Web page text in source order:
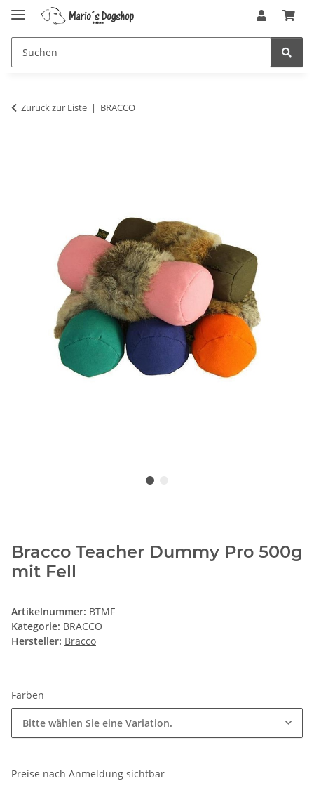
Zurück zur Liste BRACCO
Bracco Teacher Dummy Pro 500g
mit Fell
Artikelnummer: BTMF
Kategorie: BRACCO
Hersteller: Bracco
Farben
Bitte wählen Sie eine Variation.
Preise nach Anmeldung sichtbar